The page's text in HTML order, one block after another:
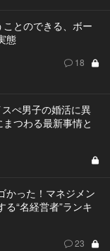
ことのできる、ボー
態
18
ぺ男子の婚活に異
つわる最新事情と
かった！マネジメン
る“名経営者”ランキ
23